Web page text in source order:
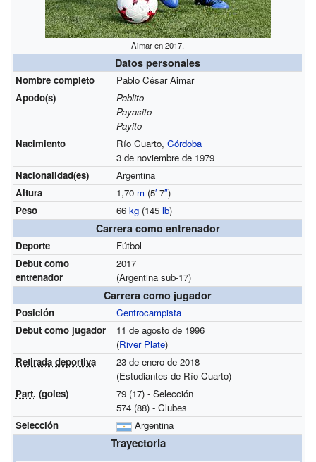
Aimar en 2017.
Datos personales
Nombre completo
Pablo César Aimar
Apodo(s)
Pablito
Payasito
Payito
Nacimiento
Río Cuarto, Córdoba
3 de noviembre de 1979
Nacionalidad(es)
Argentina
Altura
1,70 m (5′7″)
Peso
66 kg(145 lb)
Carrera como entrenador
Deporte
Fútbol
Debut como
entrenador
2017
(Argentina sub-17)
Carrera como jugador
Posición
Centrocampista
Debut como jugador
11 de agosto de 1996
(River Plate)
Retirada deportiva
23 de enero de 2018
(Estudiantes de Río Cuarto)
Part. (goles)
79 (17) - Selección
574 (88) - Clubes
Selección
Argentina
Trayectoria